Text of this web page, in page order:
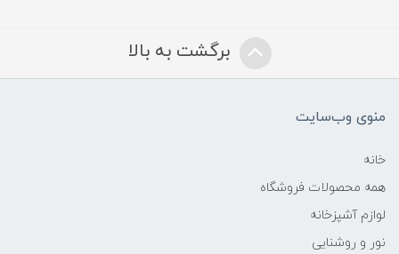
برگشت به بالا
منوی وب‌سایت
خانه
همه محصولات فروشگاه
لوازم آشپزخانه
نور و روشنایی